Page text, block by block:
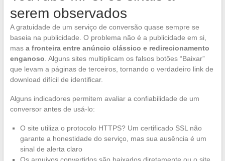
serem observados
A gratuidade de um serviço de conversão quase sempre se
baseia na publicidade. O problema não é a publicidade em si,
mas a fronteira entre anúncio clássico e redirecionamento
enganoso . Alguns sites multiplicam os falsos botões “Baixar”
que levam a páginas de terceiros, tornando o verdadeiro link de
download difícil de identificar.
Alguns indicadores permitem avaliar a confiabilidade de um
conversor antes de usá-lo:
O site utiliza o protocolo HTTPS? Um certificado SSL não
garante a honestidade do serviço, mas sua ausência é um
sinal de alerta claro